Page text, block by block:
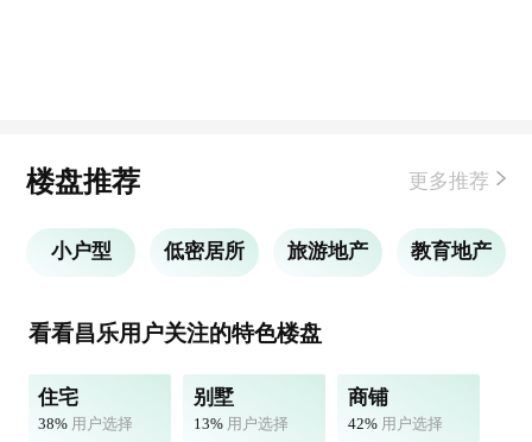
楼盘推荐 更多推荐
小户型 低密居所 旅游地产 教育地产
看看昌乐用户关注的特色楼盘
住宅
38% 用户选择
别墅
13% 用户选择
商铺
42% 用户选择